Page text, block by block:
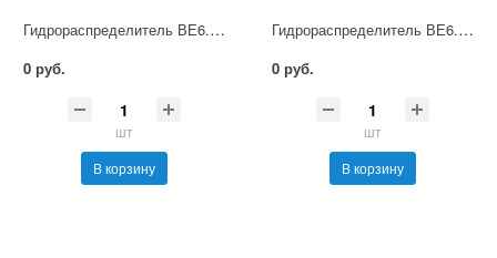
Гидрораспределитель ВЕ6.14 Г12 НМ УХЛ4
0 руб.
шт
В корзину
Гидрораспределитель ВЕ6.14 Г24 НМ УХЛ4
0 руб.
шт
В корзину